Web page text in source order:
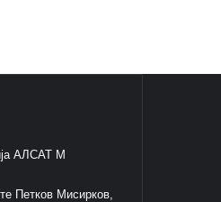
АЛСАТ М
Петков Мисирков,